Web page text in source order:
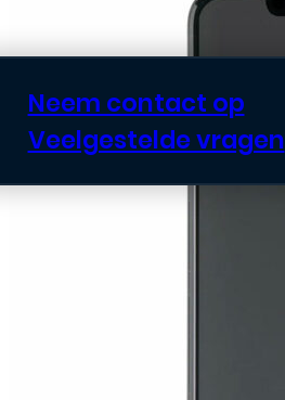
Neem contact op
Veelgestelde vragen